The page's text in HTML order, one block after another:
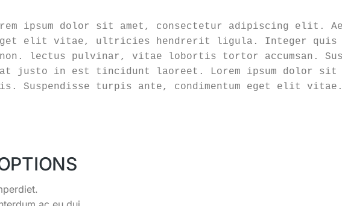
ipsum dolor sit amet, consectetur adipiscing elit.
eget elit vitae, ultricies hendrerit ligula. Integer quis
lectus pulvinar, vitae lobortis tortor accumsan.
justo in est tincidunt laoreet. Lorem ipsum dolor
Suspendisse turpis ante, condimentum eget elit